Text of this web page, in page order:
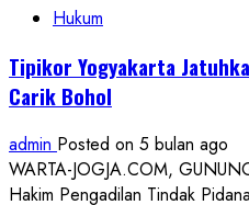
Kontroversi
Pencabulan
dan
Bupati
Kini
Hukum
Tipikor Yogyakarta
Carik Bohol
admin Posted on 5 bulan ago
WARTA-JOGJA.COM,
Hakim Pengadilan Tindak